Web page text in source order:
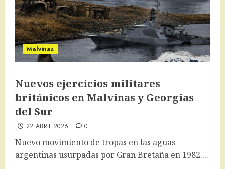
Malvinas
Nuevos ejercicios militares
británicos en Malvinas y Georgias
del Sur
22 ABRIL 2026 0
Nuevo movimiento de tropas en las aguas
argentinas usurpadas por Gran Bretaña en 1982....